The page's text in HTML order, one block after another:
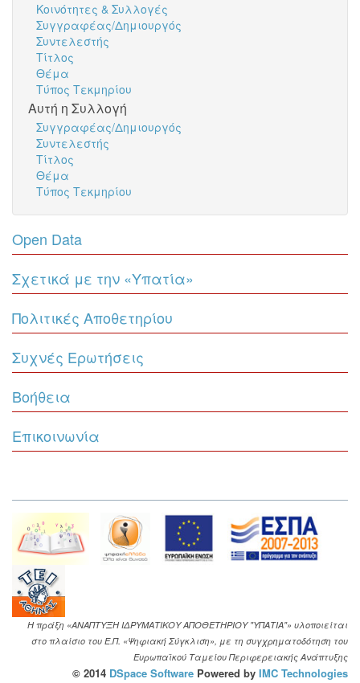
Κοινότητες & Συλλογές
Συγγραφέας/Δημιουργός
Συντελεστής
Τίτλος
Θέμα
Τύπος Τεκμηρίου
Αυτή η Συλλογή
Συγγραφέας/Δημιουργός
Συντελεστής
Τίτλος
Θέμα
Τύπος Τεκμηρίου
Open Data
Σχετικά με την «Υπατία»
Πολιτικές Αποθετηρίου
Συχνές Ερωτήσεις
Βοήθεια
Επικοινωνία
Η πράξη «ΑΝΑΠΤΥΞΗ ΙΔΡΥΜΑΤΙΚΟΥ ΑΠΟΘΕΤΗΡΙΟΥ "ΥΠΑΤΙΑ"» υλοποιείται
στο πλαίσιο του Ε.Π. «Ψηφιακή Σύγκλιση», με τη συγχρηματοδότηση του
Ευρωπαϊκού Ταμείου Περιφερειακής Ανάπτυξης
© 2014 DSpace Software Powered by IMC Technologies